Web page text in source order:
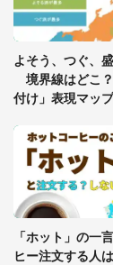
っ
（
よそう、つぐ、
境界線はどこ
付け」表現マップ
「ホット」の一
ヒー注文する人